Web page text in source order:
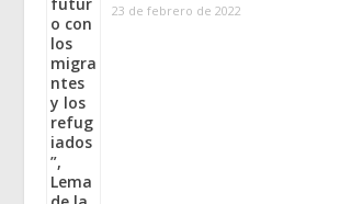
23 de febrero de 2022